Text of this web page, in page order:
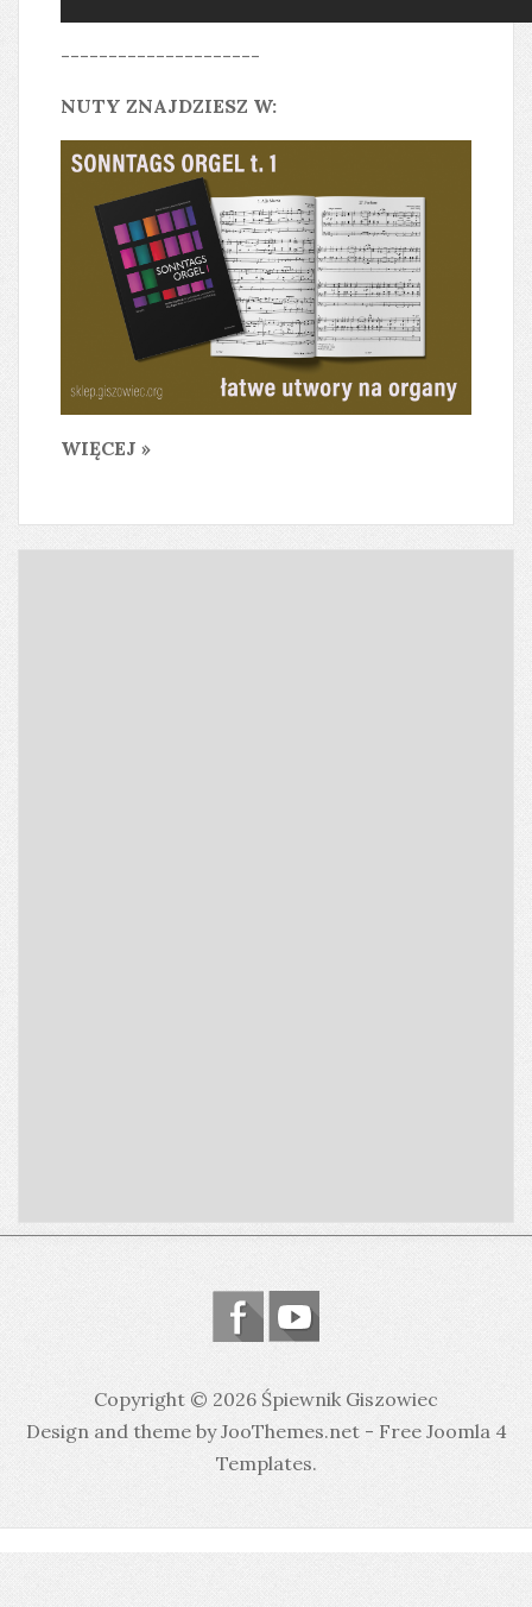
---------------------
NUTY ZNAJDZIESZ W:
WIĘCEJ »
Copyright © 2026 Śpiewnik Giszowiec
Design and theme by JooThemes.net - Free Joomla 4
Templates.